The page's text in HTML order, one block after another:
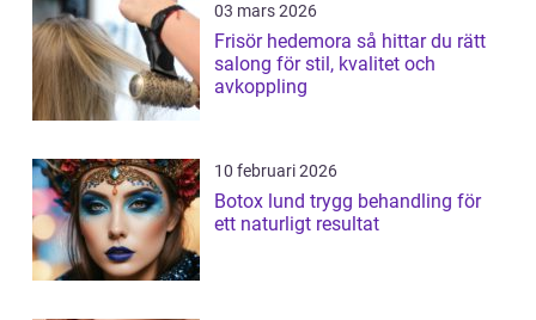
03 mars 2026
Frisör hedemora så hittar du rätt
salong för stil, kvalitet och
avkoppling
10 februari 2026
Botox lund trygg behandling för
ett naturligt resultat